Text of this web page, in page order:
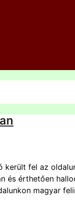
került fel az
és érthetően
magyar